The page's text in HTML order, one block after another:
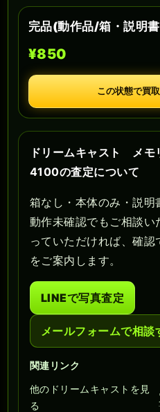
完品(動作品/箱・説明
¥850
この状態で買
ドリームキャスト メモ
4100の査定について
箱なし・本体のみ・説明
動作未確認でもご相談い
っていただければ、確
をご案内します。
LINEで写真査定
メールフォームで相談
関連リンク
他のドリームキャストを見
る